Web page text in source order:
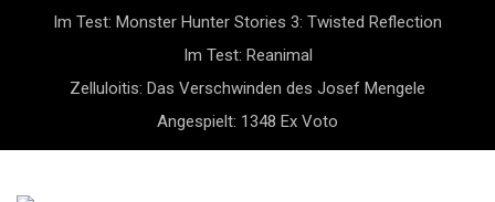
Im Test: Monster Hunter Stories 3: Twisted Reflection
Im Test: Reanimal
Zelluloitis: Das Verschwinden des Josef Mengele
Angespielt: 1348 Ex Voto